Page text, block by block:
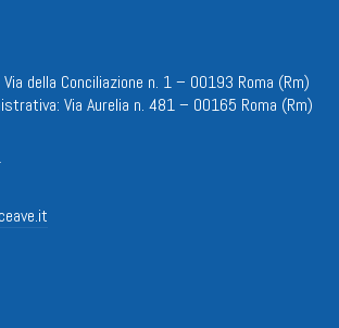
Via della Conciliazione n. 1 – 00193 Roma (Rm)
Via Aurelia n. 481 – 00165 Roma (Rm)